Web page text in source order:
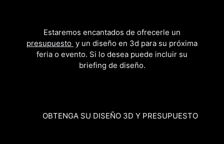
Estaremos encantados de ofrecerle un
presupuesto y un diseño en 3d para su próxima
feria o evento. Si lo desea puede incluir su
briefing de diseño.
OBTENGA SU DISEÑO 3D Y PRESUPUESTO